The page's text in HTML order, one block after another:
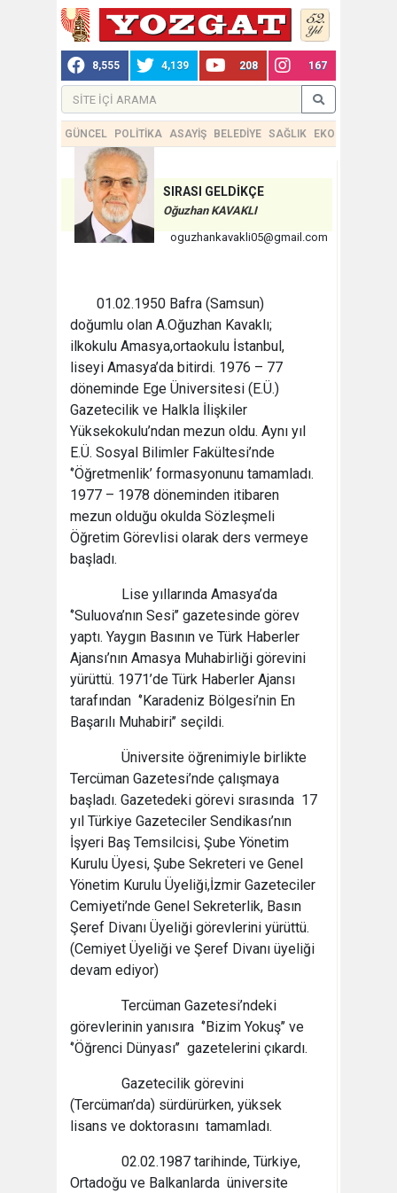
8,555 4,139 208 167
GÜNCEL POLİTİKA ASAYİŞ BELEDİYE SAĞLIK EKONOMİ
SIRASI GELDİKÇE
Oğuzhan KAVAKLI
oguzhankavakli05@gmail.com
01.02.1950 Bafra (Samsun)
doğumlu olan A.Oğuzhan Kavaklı;
ilkokulu Amasya,ortaokulu İstanbul,
liseyi Amasya’da bitirdi. 1976 – 77
döneminde Ege Üniversitesi (E.Ü.)
Gazetecilik ve Halkla İlişkiler
Yüksekokulu’ndan mezun oldu. Aynı yıl
E.Ü. Sosyal Bilimler Fakültesi’nde
‘’Öğretmenlik’ formasyonunu tamamladı.
1977 – 1978 döneminden itibaren
mezun olduğu okulda Sözleşmeli
Öğretim Görevlisi olarak ders vermeye
başladı.
Lise yıllarında Amasya’da
‘’Suluova’nın Sesi’’ gazetesinde görev
yaptı. Yaygın Basının ve Türk Haberler
Ajansı’nın Amasya Muhabirliği görevini
yürüttü. 1971’de Türk Haberler Ajansı
tarafından ‘’Karadeniz Bölgesi’nin En
Başarılı Muhabiri’’ seçildi.
Üniversite öğrenimiyle birlikte
Tercüman Gazetesi’nde çalışmaya
başladı. Gazetedeki görevi sırasında 17
yıl Türkiye Gazeteciler Sendikası’nın
İşyeri Baş Temsilcisi, Şube Yönetim
Kurulu Üyesi, Şube Sekreteri ve Genel
Yönetim Kurulu Üyeliği,İzmir Gazeteciler
Cemiyeti’nde Genel Sekreterlik, Basın
Şeref Divanı Üyeliği görevlerini yürüttü.
(Cemiyet Üyeliği ve Şeref Divanı üyeliği
devam ediyor)
Tercüman Gazetesi’ndeki
görevlerinin yanısıra ‘’Bizim Yokuş’’ ve
‘’Öğrenci Dünyası’’ gazetelerini çıkardı.
Gazetecilik görevini
(Tercüman’da) sürdürürken, yüksek
lisans ve doktorasını tamamladı.
02.02.1987 tarihinde, Türkiye,
Ortadoğu ve Balkanlarda üniversite